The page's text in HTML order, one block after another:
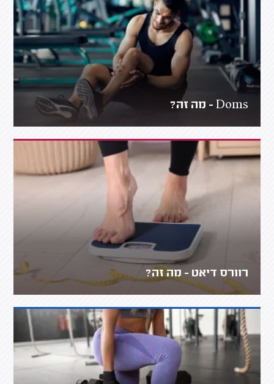
Doms - מה זה?
רוורס דיאט - מה זה?